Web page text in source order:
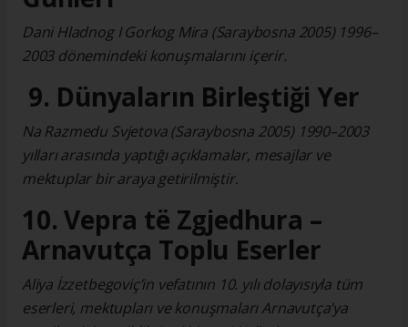
Dani Hladnog I Gorkog Mira (Saraybosna 2005) 1996–
2003 dönemindeki konuşmalarını içerir.
9. Dünyaların Birleştiği Yer
Na Razmedu Svjetova (Saraybosna 2005) 1990–2003
yılları arasında yaptığı açıklamalar, mesajlar ve
mektuplar bir araya getirilmiştir.
10. Vepra të Zgjedhura –
Arnavutça Toplu Eserler
Aliya İzzetbegoviç’in vefatının 10. yılı dolayısıyla tüm
eserleri, mektupları ve konuşmaları Arnavutça’ya